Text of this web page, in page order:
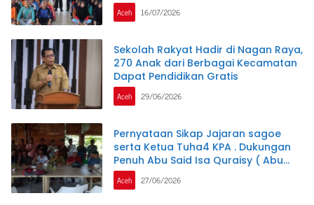
Aceh 16/07/2026
Sekolah Rakyat Hadir di Nagan Raya,
270 Anak dari Berbagai Kecamatan
Dapat Pendidikan Gratis
Aceh 29/06/2026
Pernyataan Sikap Jajaran sagoe
serta Ketua Tuha4 KPA . Dukungan
Penuh Abu Said Isa Quraisy ( Abu
Malaka)
Aceh 27/06/2026